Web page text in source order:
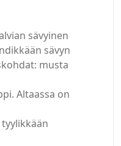
sävyinen
sävyn
musta
Altaassa on